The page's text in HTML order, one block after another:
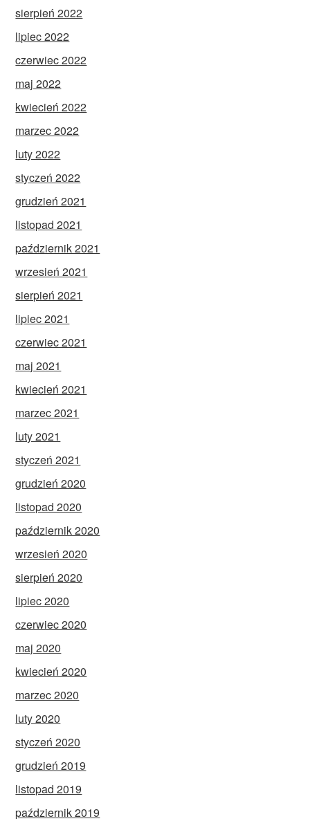
sierpień 2022
lipiec 2022
czerwiec 2022
maj 2022
kwiecień 2022
marzec 2022
luty 2022
styczeń 2022
grudzień 2021
listopad 2021
październik 2021
wrzesień 2021
sierpień 2021
lipiec 2021
czerwiec 2021
maj 2021
kwiecień 2021
marzec 2021
luty 2021
styczeń 2021
grudzień 2020
listopad 2020
październik 2020
wrzesień 2020
sierpień 2020
lipiec 2020
czerwiec 2020
maj 2020
kwiecień 2020
marzec 2020
luty 2020
styczeń 2020
grudzień 2019
listopad 2019
październik 2019